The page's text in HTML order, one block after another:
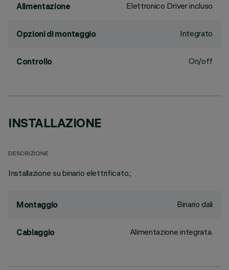
Alimentazione Elettronico Driver incluso
Opzioni di montaggio Integrato
Controllo On/off
INSTALLAZIONE
DESCRIZIONE
Installazione su binario elettrificato.;
Montaggio Binario dali
Cablaggio Alimentazione integrata.